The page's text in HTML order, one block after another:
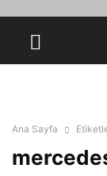
Ana Sayfa